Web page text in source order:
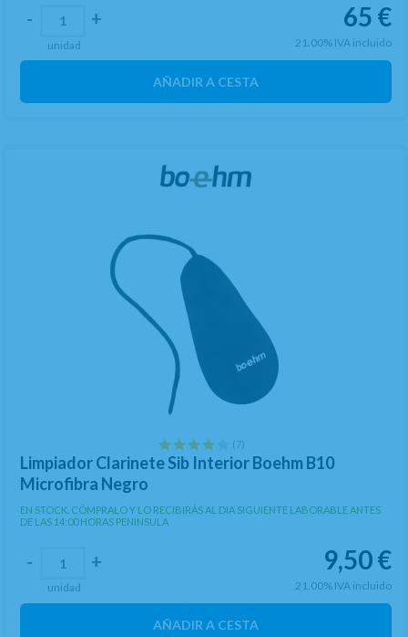
65 €
21.00% IVA incluido
- +
unidad
AÑADIR A CESTA
(7)
Limpiador Clarinete Sib Interior Boehm B10
Microfibra Negro
EN STOCK. CÓMPRALO Y LO RECIBIRÁS AL DIA SIGUIENTE LABORABLE ANTES
DE LAS 14:00 HORAS PENINSULA
9,50€
21.00% IVA incluido
- +
unidad
AÑADIR A CESTA